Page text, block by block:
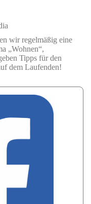
wir regelmäßig eine
„Wohnen“,
Tipps für den
dem Laufenden!